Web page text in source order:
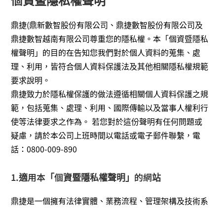
鼎捷(鼎新數智股份有限公司、鼎捷數智股份有限公司及
鼎捷數智越南有限公司尊重您的隱私權。本「個資暨隱私
權聲明」的目的在告知您我們對於個人資料的蒐集、處
理、利用，皆符合個人資料保護法及其他相關隱私權規範
要求說明。
鼎捷致力於隱私權保護的做法遵循相關個人資料保護之規
範，包括蒐集、處理、利用、國際傳輸以及當事人權利行
使等法律要求之作為。 若您對於這份聲明有任何問題或
疑慮，請於本公司上班時間以電話或電子郵件聯繫，電
話：0800-009-890
1.適用本「個資暨隱私權聲明」的網站
鼎捷是一個擁有法律實體、業務流程、管理架構及技術系